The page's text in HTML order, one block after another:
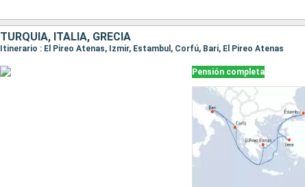
TURQUÍA, ITALIA, GRECIA
Itinerario : El Pireo Atenas, Izmir, Estambul, Corfú, Bari, El Pireo Atenas
Pensión completa